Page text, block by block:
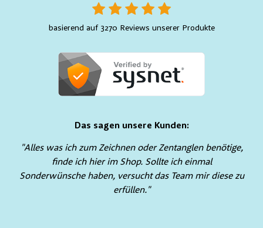
basierend auf 3270 Reviews unserer Produkte
Das sagen unsere Kunden:
"Alles was ich zum Zeichnen oder Zentanglen benötige,
finde ich hier im Shop. Sollte ich einmal
Sonderwünsche haben, versucht das Team mir diese zu
erfüllen."